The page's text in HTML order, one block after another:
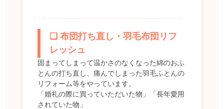
❑ 布団打ち直し・羽毛布団リフ
レッシュ
固まってしまって温かさのなくなった綿のおふ
とんの打ち直し、痛んでしまった羽毛ふとんの
リフォーム等をやっています。
「婚礼の際に買っていただいた物」「長年愛用
されていた物」